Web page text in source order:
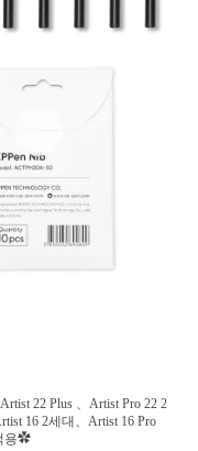
22 Plus 、Artist Pro 22 2
16 2세대、Artist 16 Pro
용✿